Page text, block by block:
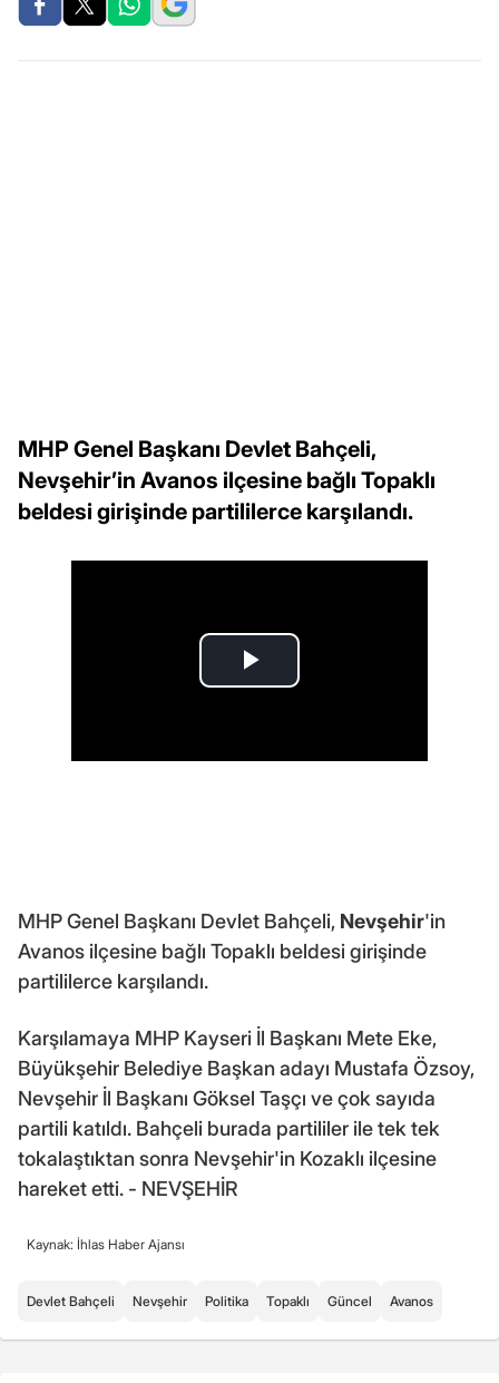
MHP Genel Başkanı Devlet Bahçeli,
Nevşehir’in Avanos ilçesine bağlı Topaklı
beldesi girişinde partililerce karşılandı.
MHP Genel Başkanı Devlet Bahçeli, Nevşehir'in
Avanos ilçesine bağlı Topaklı beldesi girişinde
partililerce karşılandı.
Karşılamaya MHP Kayseri İl Başkanı Mete Eke,
Büyükşehir Belediye Başkan adayı Mustafa Özsoy,
Nevşehir İl Başkanı Göksel Taşçı ve çok sayıda
partili katıldı. Bahçeli burada partililer ile tek tek
tokalaştıktan sonra Nevşehir'in Kozaklı ilçesine
hareket etti. - NEVŞEHİR
Kaynak: İhlas Haber Ajansı
Devlet Bahçeli Nevşehir Politika Topaklı Güncel Avanos